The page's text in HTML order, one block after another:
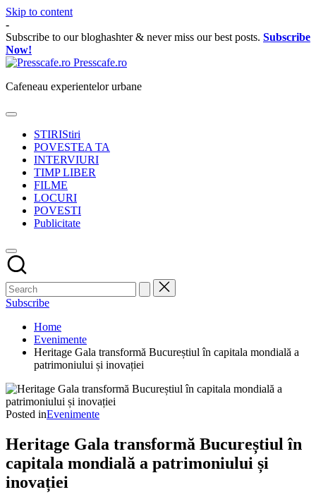
Skip to content
-
Subscribe to our bloghashter & never miss our best posts. Subscribe
Now!
Presscafe.ro
Cafeneau experientelor urbane
STIRIStiri
POVESTEA TA
INTERVIURI
TIMP LIBER
FILME
LOCURI
POVESTI
Publicitate
Subscribe
Home
Evenimente
Heritage Gala transformă Bucureștiul în capitala mondială a
patrimoniului și inovației
Posted inEvenimente
Heritage Gala transformă Bucureștiul în
capitala mondială a patrimoniului și
inovației